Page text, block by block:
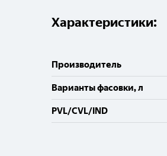
Характеристики:
Производитель
Варианты фасовки, л
PVL/CVL/IND